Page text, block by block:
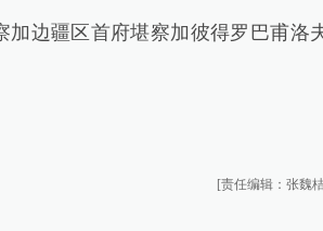
边疆区首府堪察加彼得罗巴甫洛
[责任编辑：张魏